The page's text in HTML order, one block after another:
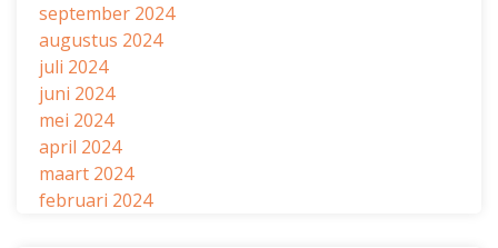
september 2024
augustus 2024
juli 2024
juni 2024
mei 2024
april 2024
maart 2024
februari 2024